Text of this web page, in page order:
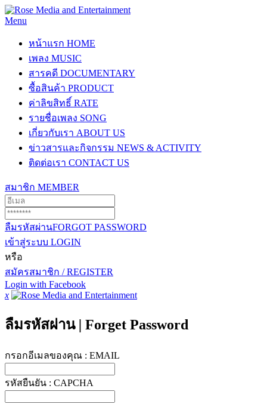
Menu
หน้าแรก HOME
เพลง MUSIC
สารคดี DOCUMENTARY
ซื้อสินค้า PRODUCT
ค่าลิขสิทธิ์ RATE
รายชื่อเพลง SONG
เกี่ยวกับเรา ABOUT US
ข่าวสารและกิจกรรม NEWS & ACTIVITY
ติดต่อเรา CONTACT US
สมาชิก MEMBER
ลืมรหัสผ่านFORGOT PASSWORD
เข้าสู่ระบบ LOGIN
หรือ
สมัครสมาชิก / REGISTER
Login with Facebook
x
ลืมรหัสผ่าน | Forget Password
กรอกอีเมลของคุณ : EMAIL
รหัสยืนยัน : CAPCHA